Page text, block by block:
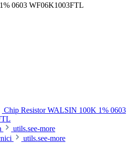
0603 WF06K1003FTL
Chip Resistor WALSIN 100K 1% 0603
utils.see-more
utils.see-more